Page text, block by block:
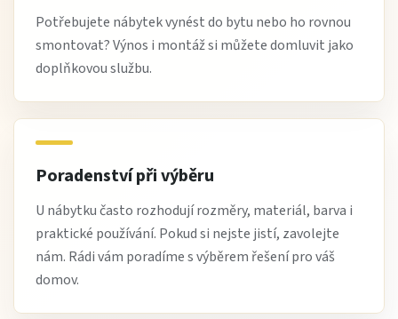
Potřebujete nábytek vynést do bytu nebo ho rovnou
smontovat? Výnos i montáž si můžete domluvit jako
doplňkovou službu.
Poradenství při výběru
U nábytku často rozhodují rozměry, materiál, barva i
praktické používání. Pokud si nejste jistí, zavolejte
nám. Rádi vám poradíme s výběrem řešení pro váš
domov.